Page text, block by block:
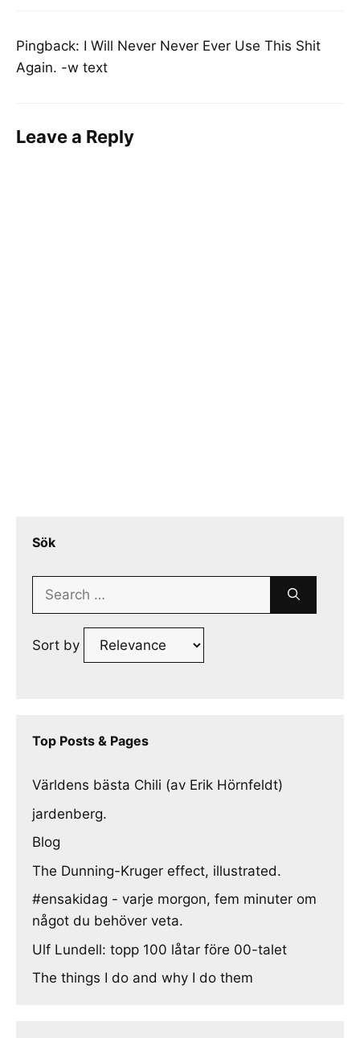
Pingback: I Will Never Never Ever Use This Shit
Again. -w text
Leave a Reply
Sök
Search
Sort by
Top Posts & Pages
Världens bästa Chili (av Erik Hörnfeldt)
jardenberg.
Blog
The Dunning-Kruger effect, illustrated.
#ensakidag - varje morgon, fem minuter om
något du behöver veta.
Ulf Lundell: topp 100 låtar före 00-talet
The things I do and why I do them